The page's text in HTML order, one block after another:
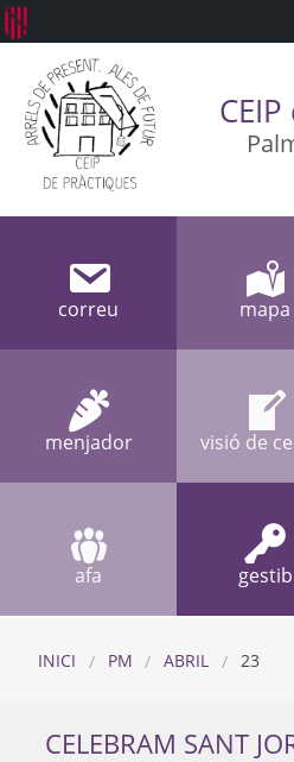
correu mapa
menjador visió de
afa gestib
INICI PM ABRIL 23
CELEBRAM SANT